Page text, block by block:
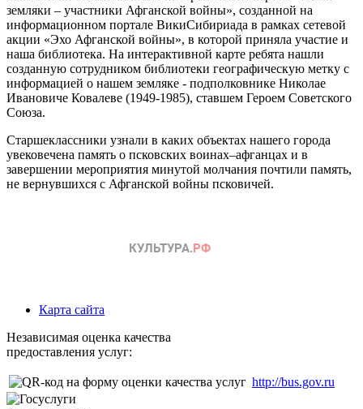
земляки – участники Афганской войны», созданной на
информационном портале ВикиСибириада в рамках сетевой
акции «Эхо Афганской войны», в которой приняла участие и
наша библиотека. На интерактивной карте ребята нашли
созданную сотрудником библиотеки географическую метку с
информацией о нашем земляке - подполковнике Николае
Ивановиче Ковалеве (1949-1985), ставшем Героем Советского
Союза.
Старшеклассники узнали в каких объектах нашего города
увековечена память о псковских воинах–афганцах и в
завершении мероприятия минутой молчания почтили память,
не вернувшихся с Афганской войны псковичей.
Карта сайта
Независимая оценка качества
предоставления услуг:
http://bus.gov.ru